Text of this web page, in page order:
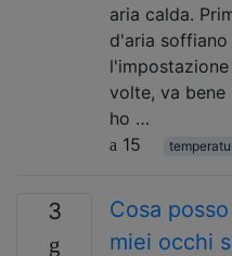
aria calda.
d'aria
volte, va bene
ho …
15
3
Cosa
miei occhi